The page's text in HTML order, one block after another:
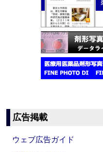
広告掲載
ウェブ広告ガイド